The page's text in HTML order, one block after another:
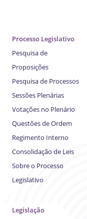
Processo Legislativo
Pesquisa de
Proposições
Pesquisa de Processos
Sessões Plenárias
Votações no Plenário
Questões de Ordem
Regimento Interno
Consolidação de Leis
Sobre o Processo
Legislativo
Legislação